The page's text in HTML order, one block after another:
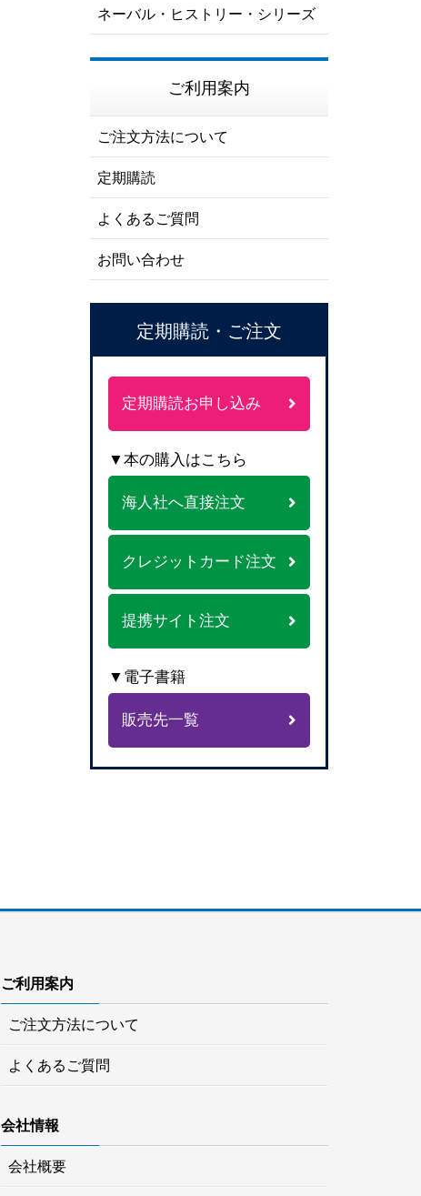
ネーバル・ヒストリー・シリーズ
ご利用案内
ご注文方法について
定期購読
よくあるご質問
お問い合わせ
定期購読・ご注文
定期購読お申し込み
▼本の購入はこちら
海人社へ直接注文
クレジットカード注文
提携サイト注文
▼電子書籍
販売先一覧
ご利用案内
ご注文方法について
よくあるご質問
会社情報
会社概要